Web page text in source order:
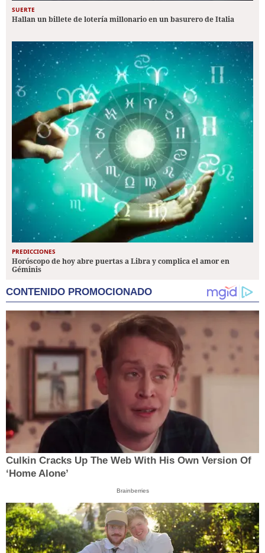
SUERTE
Hallan un billete de lotería millonario en un basurero de Italia
PREDICCIONES
Horóscopo de hoy abre puertas a Libra y complica el amor en
Géminis
CONTENIDO PROMOCIONADO
Culkin Cracks Up The Web With His Own Version Of
‘Home Alone’
Brainberries